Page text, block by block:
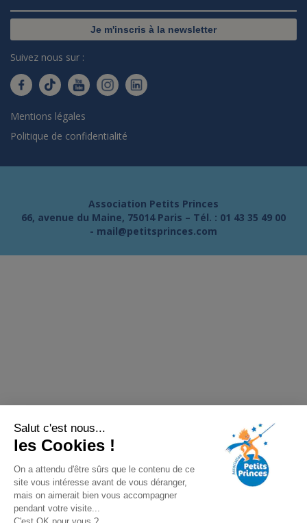
Salut c'est nous...
les Cookies !
On a attendu d'être sûrs que le contenu de ce
site vous intéresse avant de vous déranger,
mais on aimerait bien vous accompagner
pendant votre visite...
C'est OK pour vous ?
Je m'inscris à la newsletter
Suivez nous sur :
Mentions légales
Politique de confidentialité
Association Petits Princes
66, avenue du Maine, 75014 Paris – Tél. : 01 43 35 49 00
- mail@petitsprinces.com